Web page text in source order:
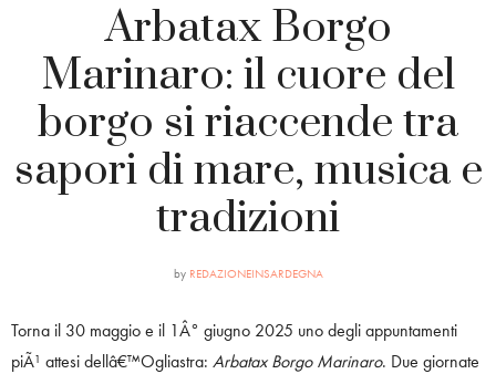
Arbatax Borgo
Marinaro: il cuore del
borgo si riaccende tra
sapori di mare, musica e
tradizioni
by REDAZIONEINSARDEGNA
Torna il 30 maggio e il 1Â° giugno 2025 uno degli appuntamenti
piÃ¹ attesi dellâ€™Ogliastra: Arbatax Borgo Marinaro. Due giornate